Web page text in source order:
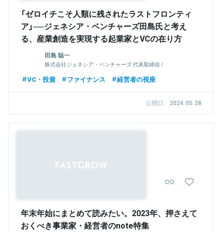
「ゼロイチこそ人類に残されたラストフロンティ
ア」──ジェネシア・ベンチャーズ田島氏と考え
る、産業創造を実現する起業家とVCの在り方
田島 聡一
株式会社ジェネシア・ベンチャーズ 代表取締役 /
VC・投資 ファイナンス 経営者の視座
公開日 2024.05.28
年末年始にまとめて読みたい。2023年、押さえて
おくべき事業家・経営者のnote特集